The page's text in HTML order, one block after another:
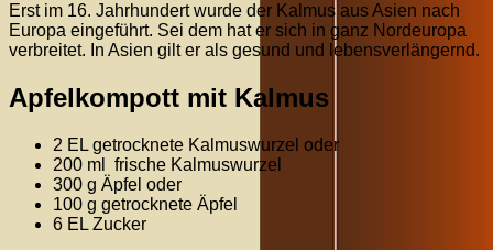
Erst im 16. Jahrhundert wurde der Kalmus aus Asien nach
Europa eingeführt. Sei dem hat er sich in ganz Nordeuropa
verbreitet. In Asien gilt er als gesund und lebensverlängernd.
Apfelkompott mit Kalmus
2 EL getrocknete Kalmuswurzel oder
200 ml frische Kalmuswurzel
300 g Äpfel oder
100 g getrocknete Äpfel
6 EL Zucker